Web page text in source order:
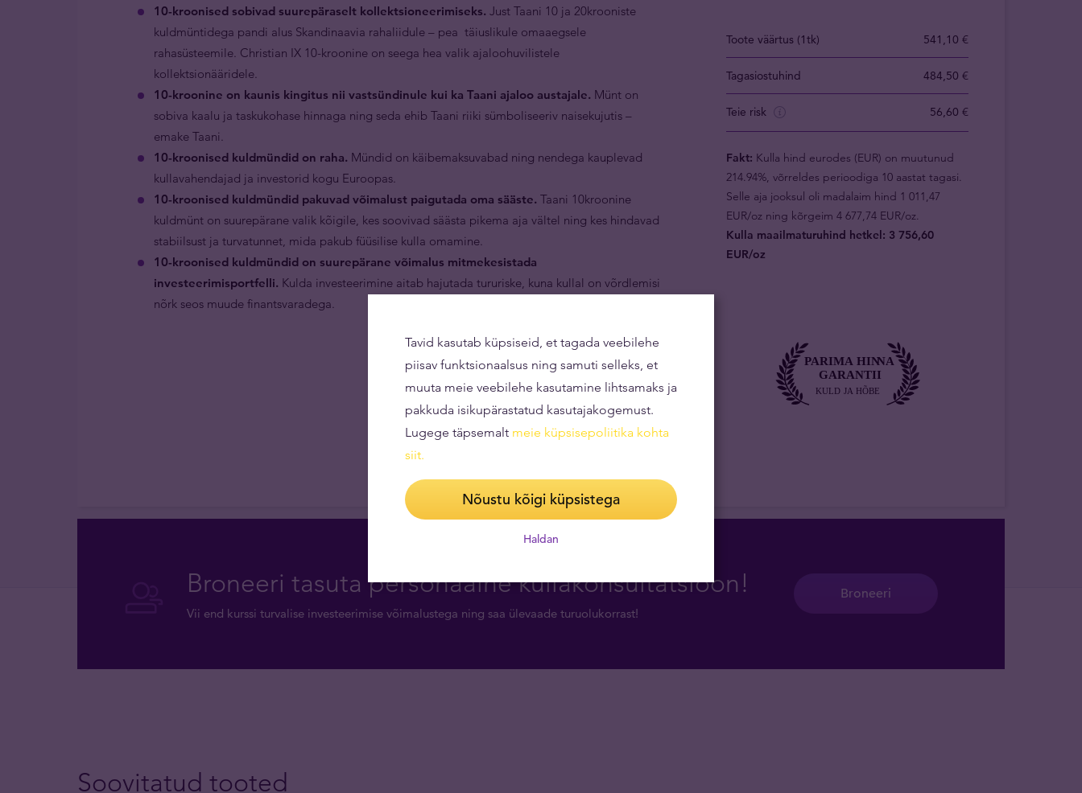
10-kroonised sobivad suurepäraselt kollektsioneerimiseks. Just Taani 10 ja 20krooniste
kuldmüntidega pandi alus Skandinaavia rahaliidule – pea täiuslikule omaaegsele
rahasüsteemile. Christian IX 10-kroonine on seega hea valik ajaloohuvilistele
kollektsionääridele.
10-kroonine on kaunis kingitus nii vastsündinule kui ka Taani ajaloo austajale. Münt on
sobiva kaalu ja taskukohase hinnaga ning seda ehib Taani riiki sümboliseeriv naisekujutis –
emake Taani.
10-kroonised kuldmündid on raha. Mündid on käibemaksuvabad ning nendega kauplevad
kullavahendajad ja investorid kogu Euroopas.
10-kroonised kuldmündid pakuvad võimalust paigutada oma sääste. Taani 10kroonine
kuldmünt on suurepärane valik kõigile, kes soovivad säästa pikema aja vältel ning kes hindavad
stabiilsust ja turvatunnet, mida pakub füüsilise kulla omamine.
10-kroonised kuldmündid on suurepärane võimalus mitmekesistada
investeerimisportfelli. Kulda investeerimine aitab hajutada tururiske, kuna kullal on võrdlemisi
nõrk seos muude finantsvaradega.
Toote väärtus (1tk) 541,10 €
Tagasiostuhind 484,50 €
Teie risk 56,60 €
Fakt: Kulla hind eurodes (EUR) on muutunud
214.94%, võrreldes perioodiga 10 aastat tagasi.
Selle aja jooksul oli madalaim hind 1 011,47
EUR/oz ning kõrgeim 4 677,74 EUR/oz.
Kulla maailmaturuhind hetkel: 3 756,60
EUR/oz
Broneeri tasuta personaalne kullakonsultatsioon!
Vii end kurssi turvalise investeerimise võimalustega ning saa ülevaade turuolukorrast!
Broneeri
Soovitatud tooted
Tavid kasutab küpsiseid, et tagada veebilehe
piisav funktsionaalsus ning samuti selleks, et
muuta meie veebilehe kasutamine lihtsamaks ja
pakkuda isikupärastatud kasutajakogemust.
Lugege täpsemalt meie küpsisepoliitika kohta
siit.
Nõustu kõigi küpsistega
Haldan